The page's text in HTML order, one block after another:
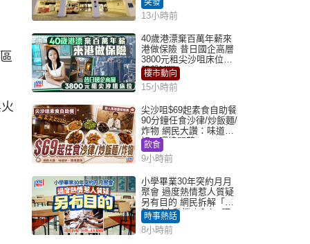
突發
13小時前
40歲港漂棄百萬年薪來
港做保險 昔日國企高層
3800元租尖沙咀床位｜
租盤Million
樓市動向
15小時前
尖沙咀$69起素食自助餐
90分鐘任食沙律/炒飯麵/
炸物 網民大讚：味道
好，環境闊落
飲食
9小時前
小學畢業30年突約月月
聚會 過度熱情惹人質疑
另有目的 網民拆解「扮
熟」4大動機｜Juicy叮
時事熱話
8小時前